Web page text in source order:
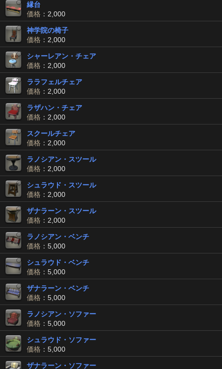
縁台
価格 ：2,000
神学院の椅子
価格 ：2,000
シャーレアン・チェア
価格 ：2,000
ララフェルチェア
価格 ：2,000
ラザハン・チェア
価格 ：2,000
スクールチェア
価格 ：2,000
ラノシアン・スツール
価格 ：2,000
シュラウド・スツール
価格 ：2,000
ザナラーン・スツール
価格 ：2,000
ラノシアン・ベンチ
価格 ：5,000
シュラウド・ベンチ
価格 ：5,000
ザナラーン・ベンチ
価格 ：5,000
ラノシアン・ソファー
価格 ：5,000
シュラウド・ソファー
価格 ：5,000
ザナラーン・ソファー